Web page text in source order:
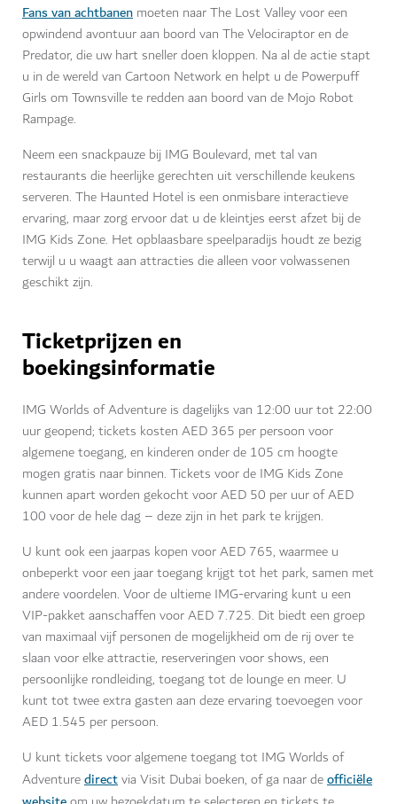
Fans van achtbanen moeten naar The Lost Valley voor een
opwindend avontuur aan boord van The Velociraptor en de
Predator, die uw hart sneller doen kloppen. Na al de actie stapt
u in de wereld van Cartoon Network en helpt u de Powerpuff
Girls om Townsville te redden aan boord van de Mojo Robot
Rampage.
Neem een snackpauze bij IMG Boulevard, met tal van
restaurants die heerlijke gerechten uit verschillende keukens
serveren. The Haunted Hotel is een onmisbare interactieve
ervaring, maar zorg ervoor dat u de kleintjes eerst afzet bij de
IMG Kids Zone. Het opblaasbare speelparadijs houdt ze bezig
terwijl u u waagt aan attracties die alleen voor volwassenen
geschikt zijn.
Ticketprijzen en
boekingsinformatie
IMG Worlds of Adventure is dagelijks van 12:00 uur tot 22:00
uur geopend; tickets kosten AED 365 per persoon voor
algemene toegang, en kinderen onder de 105 cm hoogte
mogen gratis naar binnen. Tickets voor de IMG Kids Zone
kunnen apart worden gekocht voor AED 50 per uur of AED
100 voor de hele dag – deze zijn in het park te krijgen.
U kunt ook een jaarpas kopen voor AED 765, waarmee u
onbeperkt voor een jaar toegang krijgt tot het park, samen met
andere voordelen. Voor de ultieme IMG-ervaring kunt u een
VIP-pakket aanschaffen voor AED 7.725. Dit biedt een groep
van maximaal vijf personen de mogelijkheid om de rij over te
slaan voor elke attractie, reserveringen voor shows, een
persoonlijke rondleiding, toegang tot de lounge en meer. U
kunt tot twee extra gasten aan deze ervaring toevoegen voor
AED 1.545 per persoon.
U kunt tickets voor algemene toegang tot IMG Worlds of
Adventuredirectvia Visit Dubai boeken, of ga naar deofficiële